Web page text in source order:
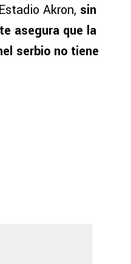
Akron, sin
asegura que la
serbio no tiene